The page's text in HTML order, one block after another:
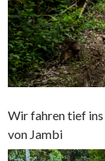
Wir fahren tief ins
von Jambi